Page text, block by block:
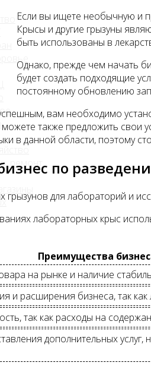
ремонт
Если вы ищете необычную и
Крысы и другие грызуны
быть использованы в
Однако, прежде чем начать
будет создать подходящие
постоянному обновлению
вам необходимо
также предложить свои
в данной области, поэтому
по
грызунов для лабораторий и
лабораторных крыс
Преимущества
на рынке и наличие
и расширения бизнеса, так
так как расходы на
дополнительных